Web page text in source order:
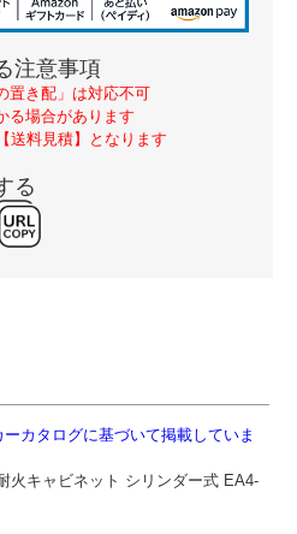
注意事項
置き配」は対応不可
る場合があります
送料見積】となります
る
カタログに基づいて掲載していま
火キャビネット シリンダー式 EA4-